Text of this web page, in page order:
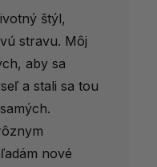
štýl,
stravu. Môj
aby sa
a stali sa tou
nové